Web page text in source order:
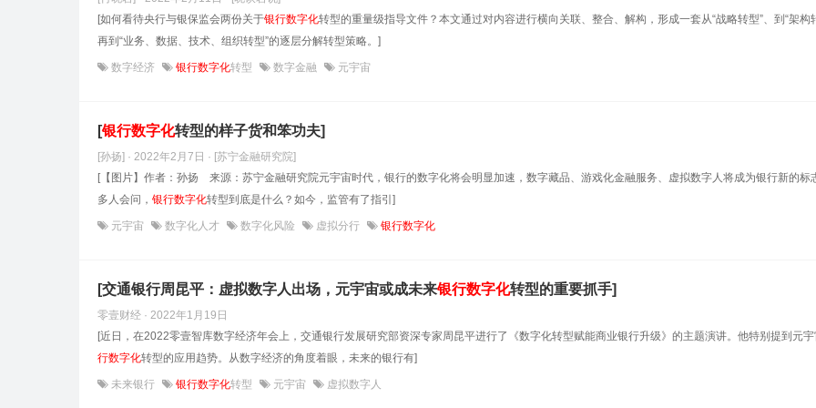
[如何看待央行与银保监会两份关于银行数字化转型的重量级指导文件？本文通过对内容进行横向关联、整合、解构，形成一套从“战略转型”、到“架构转
再到“业务、数据、技术、组织转型”的逐层分解转型策略。]
数字经济 银行数字化转型 数字金融 元宇宙
[银行数字化转型的样子货和笨功夫]
[孙扬] · 2022年2月7日 · [苏宁金融研究院]
[【图片】作者：孙扬 来源：苏宁金融研究院元宇宙时代，银行的数字化将会明显加速，数字藏品、游戏化金融服务、虚拟数字人将成为银行新的标
多人会问， 银行数字化转型到底是什么？如今，监管有了指引]
元宇宙 数字化人才 数字化风险 虚拟分行 银行数字化
[交通银行周昆平：虚拟数字人出场，元宇宙或成未来银行数字化转型的重要抓手]
零壹财经 · 2022年1月19日
[近日，在2022零壹智库数字经济年会上，交通银行发展研究部资深专家周昆平进行了《数字化转型赋能商业银行升级》的主题演讲。他特别提到元
行数字化转型的应用趋势。从数字经济的角度着眼，未来的银行有]
未来银行 银行数字化转型 元宇宙 虚拟数字人